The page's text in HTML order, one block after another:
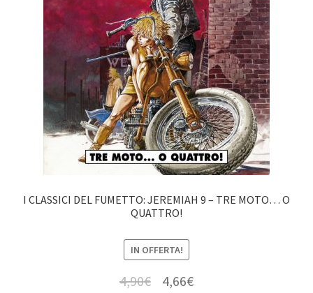
I CLASSICI DEL FUMETTO: JEREMIAH 9 – TRE MOTO… O
QUATTRO!
IN OFFERTA!
4,90€ 4,66€